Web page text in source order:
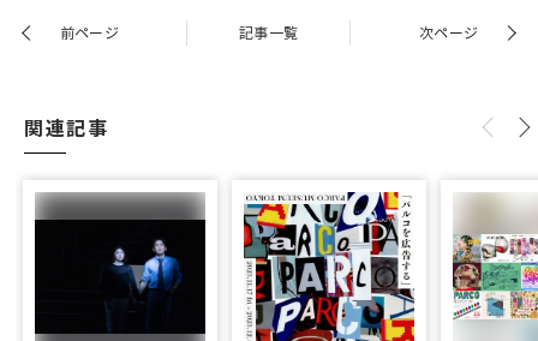
前ページ 記事一覧 次ページ
関連記事